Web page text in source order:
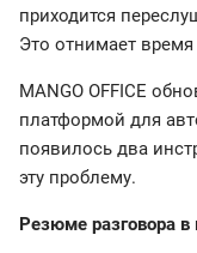
приходится
Это отнимает
MANGO OFFICE
платформой для
появилось два
эту проблему.
Резюме разговора в